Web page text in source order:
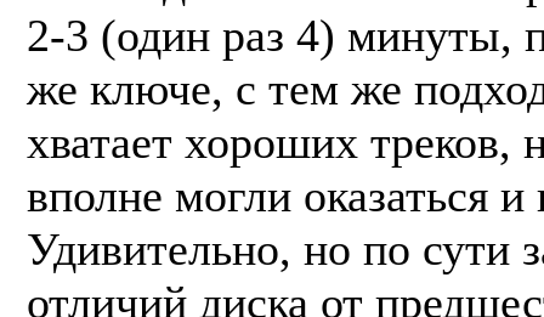
2-3 (один раз 4) минуты,
же ключе, с тем же
хватает хороших треков,
вполне могли оказаться
Удивительно, но по сути
отличий диска от